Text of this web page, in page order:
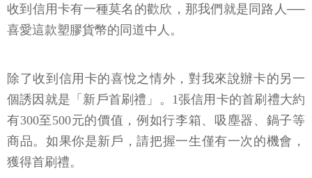
收到信用卡有一種莫名的歡欣，那我們就是同路人──
喜愛這款塑膠貨幣的同道中人。
除了收到信用卡的喜悅之情外，對我來說辦卡的另一
個誘因就是「新戶首刷禮」。1張信用卡的首刷禮大約
有300至500元的價值，例如行李箱、吸塵器、鍋子等
商品。如果你是新戶，請把握一生僅有一次的機會，
獲得首刷禮。